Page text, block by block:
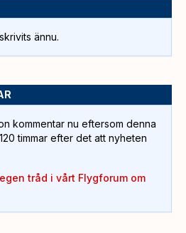
ännu.
kommentar nu eftersom denna
timmar efter det att nyheten
tråd i vårt Flygforum om